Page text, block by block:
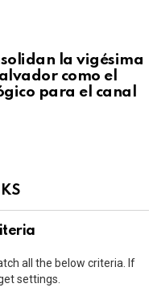
la vigésima
como el
para el canal
all the below criteria. If
settings.